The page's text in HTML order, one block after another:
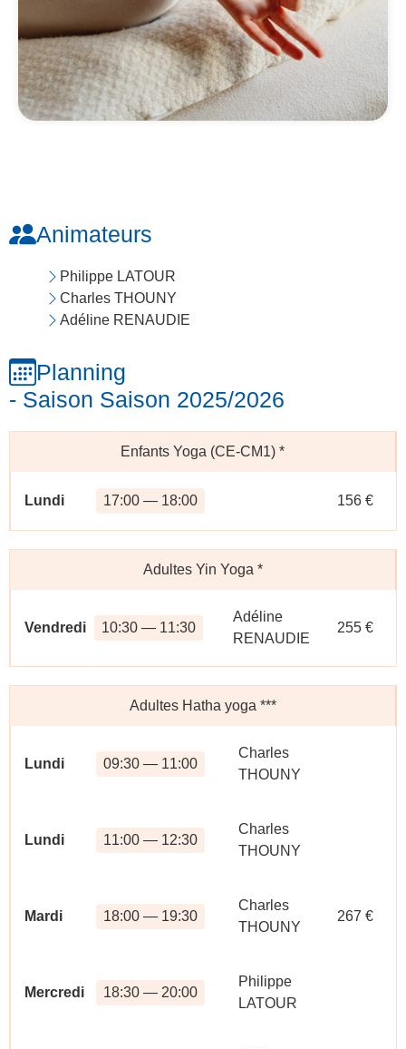
Animateurs
Philippe LATOUR
Charles THOUNY
Adéline RENAUDIE
Planning
- Saison Saison 2025/2026
Enfants Yoga (CE-CM1) *
Lundi 17:00 — 18:00 156 €
Adultes Yin Yoga *
Vendredi 10:30 — 11:30
Adéline
RENAUDIE
255 €
Adultes Hatha yoga ***
Lundi 09:30 — 11:00
Charles
THOUNY
Lundi 11:00 — 12:30
Charles
THOUNY
Mardi 18:00 — 19:30
Charles
THOUNY
Mercredi 18:30 — 20:00
Philippe
LATOUR
267 €